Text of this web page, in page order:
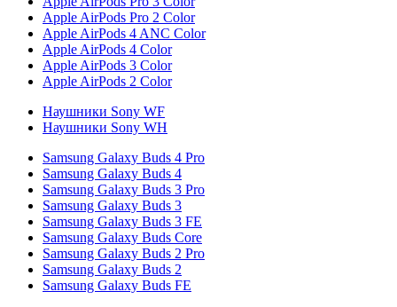
Apple AirPods Pro 2 Color
Apple AirPods 4 ANC Color
Apple AirPods 4 Color
Apple AirPods 3 Color
Apple AirPods 2 Color
Наушники Sony WF
Наушники Sony WH
Samsung Galaxy Buds 4 Pro
Samsung Galaxy Buds 4
Samsung Galaxy Buds 3 Pro
Samsung Galaxy Buds 3
Samsung Galaxy Buds 3 FE
Samsung Galaxy Buds Core
Samsung Galaxy Buds 2 Pro
Samsung Galaxy Buds 2
Samsung Galaxy Buds FE